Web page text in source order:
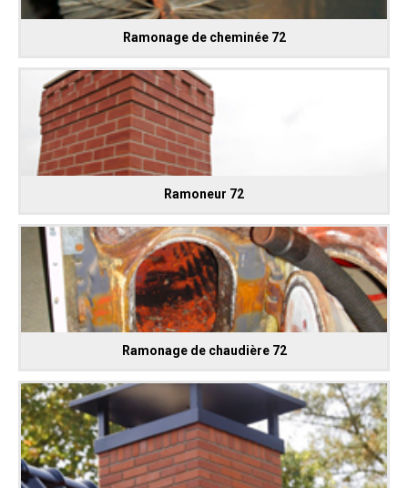
Ramonage de cheminée 72
Ramoneur 72
Ramonage de chaudière 72